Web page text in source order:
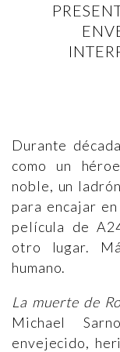
Durante
como un
noble, un
para encajar
película de
otro lugar.
humano.
La muerte de
Michael
envejecido,